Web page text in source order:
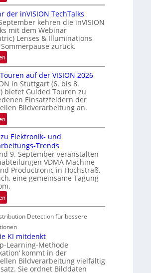
U
n
b
e
g
r
e
z
t
e
M
ö
g
l
i
c
h
k
e
t
e
der inVISION TechTalks
kehren die inVISION
mit dem Webinar
Lenses & Illuminations
zurück.
:
R
ü
c
k
k
e
h
d
e
r
i
n
V
I
S
I
O
N
T
e
c
auf der VISION 2026
in Stuttgart (6. bis 8.
bietet Guided Touren zu
Einsatzfeldern der
Bildverarbeitung an.
:
G
u
i
d
e
d
T
o
u
r
a
u
f
d
Elektronik- und
Trends
9. September veranstalten
VDMA Machine
Productronic in Hochstraß,
eine gemeinsame Tagung
:
T
a
g
u
n
g
z
Detection für bessere
KI mitdenkt
Learning-Methode
kommt in der
Bildverarbeitung vielfältig
Sie ordnet Bilddaten